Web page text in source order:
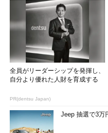
全員がリーダーシップを発揮し、
自分より優れた人財を育成する
PR(dentsu Japan)
Jeep 抽選で3万